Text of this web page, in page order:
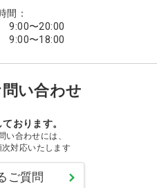
間：
9:00〜20:00
9:00〜18:00
い合わせ
おります。
い合わせには、
対応いたします
ご質問